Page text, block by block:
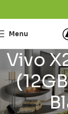
Menu
Vivo